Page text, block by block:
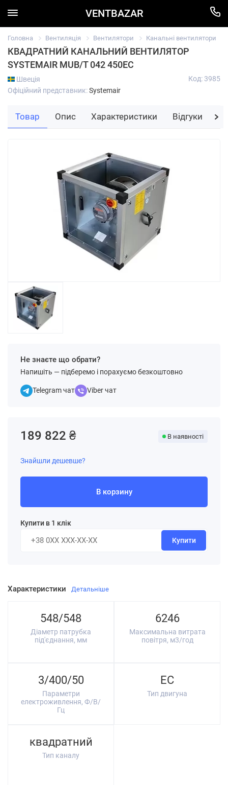
VENTBAZAR
Головна Вентиляція Вентилятори Канальні вентилятори
КВАДРАТНИЙ КАНАЛЬНИЙ ВЕНТИЛЯТОР
SYSTEMAIR MUB/T 042 450EC
Швеція
Офіційний представник:Systemair
Код: 3985
Не знаєте що обрати?
Напишіть — підберемо і порахуємо безкоштовно
Telegram чат Viber чат
Характеристики Детальніше
548/548
Діаметр патрубка
під'єднання, мм
6246
Максимальна витрата
повітря, м3/год
3/400/50
Параметри
електроживлення, Ф/В/
Гц
EC
Тип двигуна
квадратний
Тип каналу
189 822 ₴ В наявності
Знайшли дешевше?
В корзину
Купити в 1 клік
Купити
Товар Опис Характеристики Відгуки